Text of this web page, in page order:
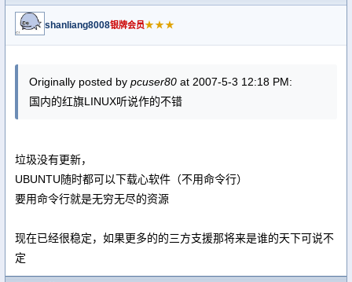
shanliang8008银牌会员★★★
Originally posted by pcuser80 at 2007-5-3 12:18 PM:
国内的红旗LINUX听说作的不错
垃圾没有更新，
UBUNTU随时都可以下载心软件（不用命令行）
要用命令行就是无穷无尽的资源
现在已经很稳定，如果更多的的三方支援那将来是谁的天下可说不
定